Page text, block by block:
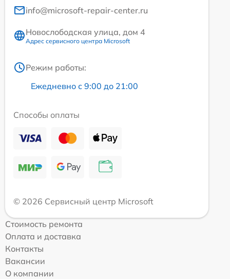
info@microsoft-repair-center.ru
Новослободская улица, дом 4
Адрес сервисного центра Microsoft
Режим работы:
Ежедневно с 9:00 до 21:00
Способы оплаты
© 2026 Сервисный центр Microsoft
Стоимость ремонта
Оплата и доставка
Контакты
Вакансии
О компании